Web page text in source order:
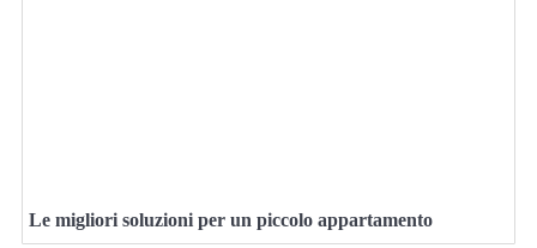
Le migliori soluzioni per un piccolo appartamento